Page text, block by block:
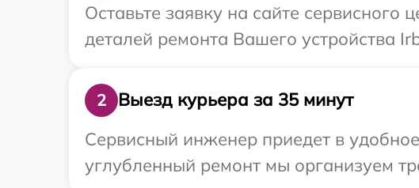
Оставьте заявку на сайте
деталей ремонта Вашего устройства
2
Выезд курьера за 35 минут
Сервисный инженер приедет в
углубленный ремонт мы организуем